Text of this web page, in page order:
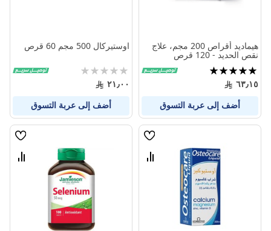
هيماديد أقراص 200 مجم، علاج
نقص الحديد - 120 قرص
تقييم:
100%
٦٣٫١٥
أضف إلى عربة التسوق
اوستيركال 500 مجم 60 قرص
Rating:
٢١٫٠٠
أضف إلى عربة التسوق
قائمة
قارن
قائمة
قارن